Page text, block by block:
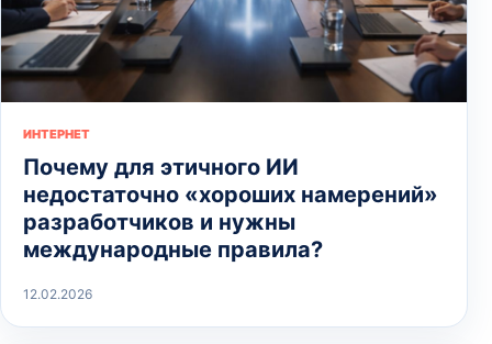
ИНТЕРНЕТ
Почему для этичного ИИ
недостаточно «хороших намерений»
разработчиков и нужны
международные правила?
12.02.2026